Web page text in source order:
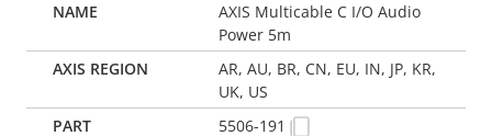
AXIS Multicable C I/O Audio
Power 5m
AR, AU, BR, CN, EU, IN, JP, KR,
UK, US
5506-191